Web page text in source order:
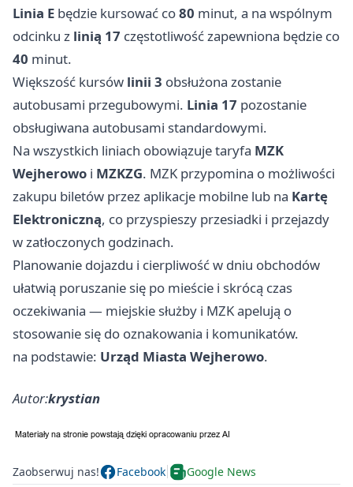
Linia E będzie kursować co80 minut, a na wspólnym
odcinku z linią 17 częstotliwość zapewniona będzie co
40 minut.
Większość kursów linii 3 obsłużona zostanie
autobusami przegubowymi. Linia 17 pozostanie
obsługiwana autobusami standardowymi.
Na wszystkich liniach obowiązuje taryfa MZK
Wejherowo i MZKZG. MZK przypomina o możliwości
zakupu biletów przez aplikacje mobilne lub na Kartę
Elektroniczną, co przyspieszy przesiadki i przejazdy
w zatłoczonych godzinach.
Planowanie dojazdu i cierpliwość w dniu obchodów
ułatwią poruszanie się po mieście i skrócą czas
oczekiwania — miejskie służby i MZK apelują o
stosowanie się do oznakowania i komunikatów.
na podstawie: Urząd Miasta Wejherowo.
Autor:krystian
Zaobserwuj nas! Facebook Google News